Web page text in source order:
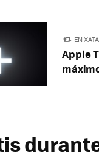
EN
Apple